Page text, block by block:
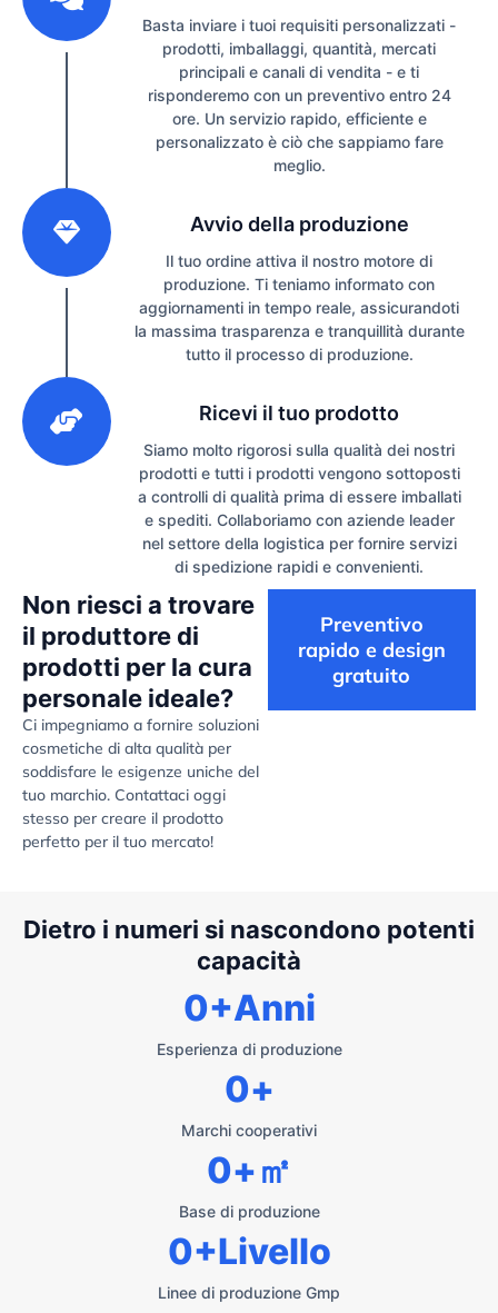
Basta inviare i tuoi requisiti personalizzati -
prodotti, imballaggi, quantità, mercati
principali e canali di vendita - e ti
risponderemo con un preventivo entro 24
ore. Un servizio rapido, efficiente e
personalizzato è ciò che sappiamo fare
meglio.
Avvio della produzione
Il tuo ordine attiva il nostro motore di
produzione. Ti teniamo informato con
aggiornamenti in tempo reale, assicurandoti
la massima trasparenza e tranquillità durante
tutto il processo di produzione.
Ricevi il tuo prodotto
Siamo molto rigorosi sulla qualità dei nostri
prodotti e tutti i prodotti vengono sottoposti
a controlli di qualità prima di essere imballati
e spediti. Collaboriamo con aziende leader
nel settore della logistica per fornire servizi
di spedizione rapidi e convenienti.
Non riesci a trovare
il produttore di
prodotti per la cura
personale ideale?
Ci impegniamo a fornire soluzioni
cosmetiche di alta qualità per
soddisfare le esigenze uniche del
tuo marchio. Contattaci oggi
stesso per creare il prodotto
perfetto per il tuo mercato!
Preventivo
rapido e design
gratuito
Dietro i numeri si nascondono potenti
capacità
Esperienza di produzione
0+Anni
Marchi cooperativi
0+
Base di produzione
0+㎡
Linee di produzione Gmp
0+Livello